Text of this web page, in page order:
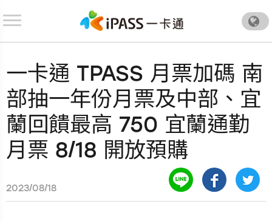
.
一卡通 TPASS 月票加碼 南
部抽一年份月票及中部、宜
蘭回饋最高 750 宜蘭通勤
月票 8/18 開放預購
2023/08/18